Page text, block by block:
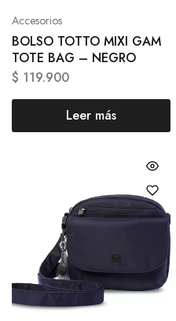
Accesorios
BOLSO TOTTO MIXI GAM
TOTE BAG – NEGRO
$ 119.900
Leer más